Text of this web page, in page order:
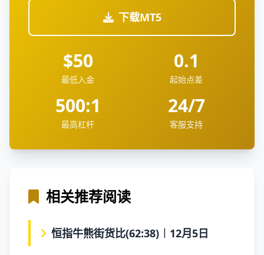
下载MT5
$50
最低入金
0.1
起始点差
500:1
最高杠杆
24/7
客服支持
相关推荐阅读
恒指牛熊街货比(62:38)︱12月5日